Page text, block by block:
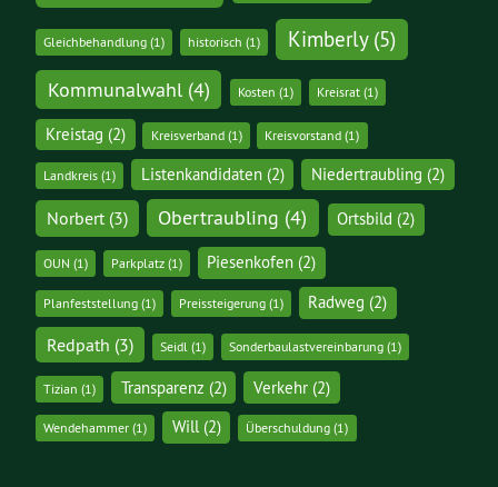
Gleichbehandlung (1) historisch (1) Kimberly(5)
Kommunalwahl(4) Kosten (1) Kreisrat(1)
Kreistag (2) Kreisverband(1) Kreisvorstand (1)
Landkreis (1) Listenkandidaten(2) Niedertraubling (2)
Norbert(3) Obertraubling (4) Ortsbild (2)
OUN (1) Parkplatz(1) Piesenkofen (2)
Planfeststellung (1) Preissteigerung(1) Radweg (2)
Redpath (3) Seidl (1) Sonderbaulastvereinbarung(1)
Tizian (1) Transparenz (2) Verkehr(2)
Wendehammer (1) Will(2) Überschuldung (1)